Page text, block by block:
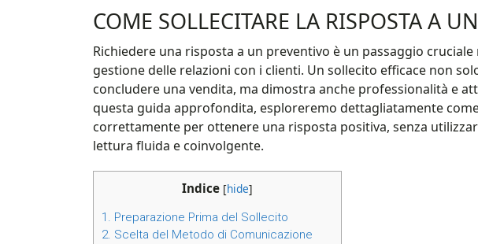
COME SOLLECITARE LA RISPOSTA A
Richiedere una risposta a un preventivo è un passaggio
gestione delle relazioni con i clienti. Un sollecito efficace non
concludere una vendita, ma dimostra anche professionalità e
questa guida approfondita, esploreremo dettagliatamente
correttamente per ottenere una risposta positiva, senza
lettura fluida e coinvolgente.
Indice [hide]
1. Preparazione Prima del Sollecito
2. Scelta del Metodo di Comunicazione